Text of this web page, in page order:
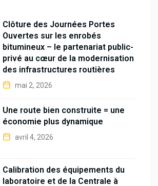
Clôture des Journées Portes
Ouvertes sur les enrobés
bitumineux – le partenariat public-
privé au cœur de la modernisation
des infrastructures routières
mai 2, 2026
Une route bien construite = une
économie plus dynamique
avril 4, 2026
Calibration des équipements du
laboratoire et de la Centrale à